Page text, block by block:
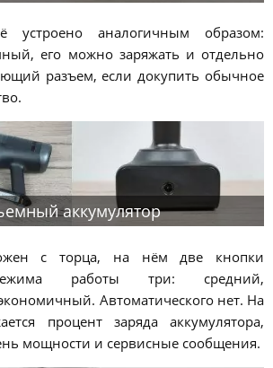
устроено аналогичным образом:
его можно заряжать и отдельно
разъем, если докупить обычное
аккумулятор
с торца, на нём две кнопки
работы три: средний,
Автоматического нет. На
процент заряда аккумулятора,
мощности и сервисные сообщения.